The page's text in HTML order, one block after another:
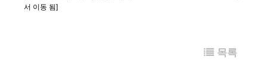
서 이동 됨]
목록